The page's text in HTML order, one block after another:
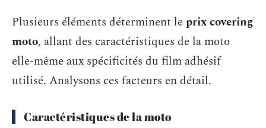
Plusieurs éléments déterminent leprix covering
moto, allant des caractéristiques de la moto
elle-même aux spécificités du film adhésif
utilisé. Analysons ces facteurs en détail.
Caractéristiques de la moto